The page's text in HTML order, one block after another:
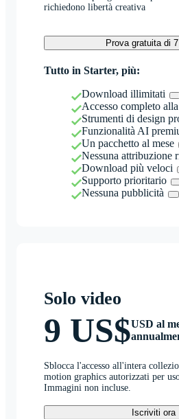
richiedono libertà creativa
Prova gratuita di
Tutto in Starter, più:
Download illimitati
Accesso completo
Strumenti di design
Funzionalità AI
Un pacchetto al mese
Nessuna attribuzione
Download più veloci
Supporto prioritario
Nessuna pubblicità
Solo video
9 US$USD al
Sblocca l'accesso all'intera
motion graphics autorizzati per
Immagini non incluse.
Iscriviti ora